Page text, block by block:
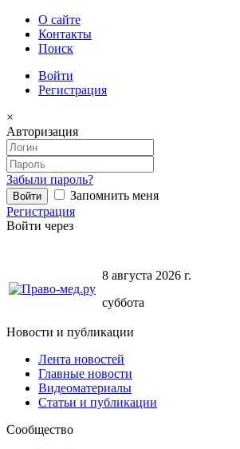
О сайте
Контакты
Поиск
Войти
Регистрация
×
Авторизация
Забыли пароль?
Запомнить меня
Регистрация
Войти через
8 августа 2026 г.
суббота
Новости и публикации
Лента новостей
Главные новости
Видеоматериалы
Статьи и публикации
Сообщество